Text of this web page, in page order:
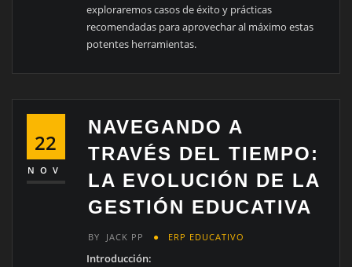
exploraremos casos de éxito y prácticas
recomendadas para aprovechar al máximo estas
potentes herramientas.
22
NOV
NAVEGANDO A
TRAVÉS DEL TIEMPO:
LA EVOLUCIÓN DE LA
GESTIÓN EDUCATIVA
BY JACK PP ERP EDUCATIVO
Introducción: